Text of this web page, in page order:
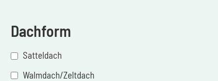
Dachform
Satteldach
Walmdach/Zeltdach